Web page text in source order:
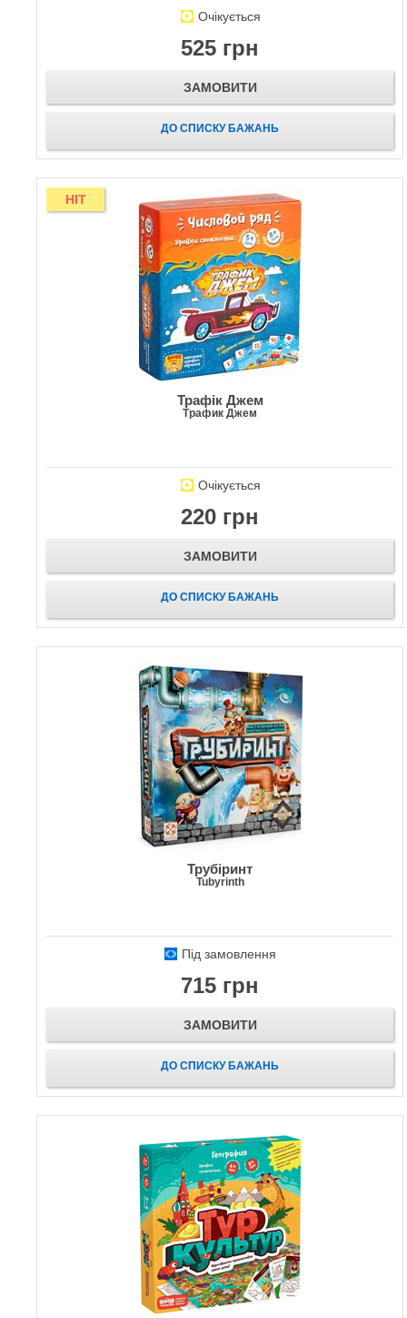
Очікується
525 грн
ЗАМОВИТИ
ДО СПИСКУ БАЖАНЬ
HIT
Трафік Джем
Трафик Джем
Очікується
220 грн
ЗАМОВИТИ
ДО СПИСКУ БАЖАНЬ
Трубіринт
Tubyrinth
Під замовлення
715 грн
ЗАМОВИТИ
ДО СПИСКУ БАЖАНЬ